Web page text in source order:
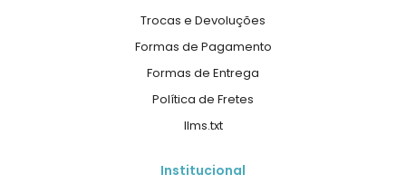
Trocas e Devoluções
Formas de Pagamento
Formas de Entrega
Política de Fretes
llms.txt
Institucional